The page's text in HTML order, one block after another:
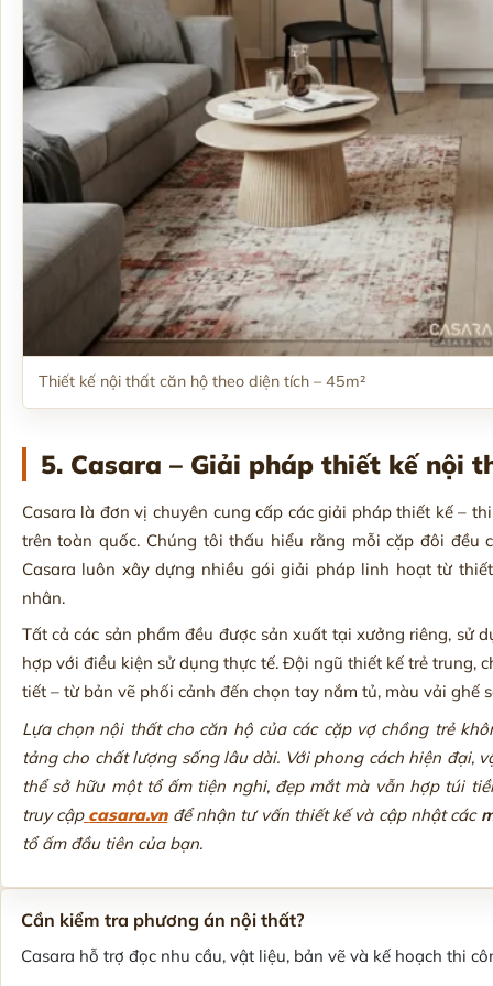
Thiết kế nội thất căn hộ theo diện tích – 45m²
5. Casara – Giải pháp thiết kế nội
Casara là đơn vị chuyên cung cấp các giải pháp thiết kế –
trên toàn quốc. Chúng tôi thấu hiểu rằng mỗi cặp đôi đều
Casara luôn xây dựng nhiều gói giải pháp linh hoạt từ
nhân.
Tất cả các sản phẩm đều được sản xuất tại xưởng riêng, sử
hợp với điều kiện sử dụng thực tế. Đội ngũ thiết kế trẻ trung,
tiết – từ bản vẽ phối cảnh đến chọn tay nắm tủ, màu vải ghế
Lựa chọn nội thất cho căn hộ của các cặp vợ chồng trẻ
tảng cho chất lượng sống lâu dài. Với phong cách hiện đại,
thể sở hữu một tổ ấm tiện nghi, đẹp mắt mà vẫn hợp túi
truy cập casara.vnđể nhận tư vấn thiết kế và cập nhật các
tổ ấm đầu tiên của bạn.
Cần kiểm tra phương án nội thất?
Casara hỗ trợ đọc nhu cầu, vật liệu, bản vẽ và kế hoạch thi